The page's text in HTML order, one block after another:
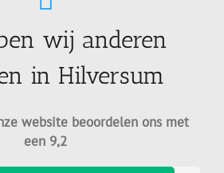
wij anderen
in Hilversum
website beoordelen ons met
een 9,2